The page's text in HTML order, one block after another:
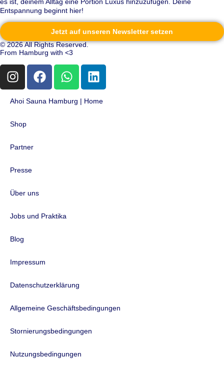
Entspannung beginnt hier!
Jetzt auf unseren Newsletter setzen
© 2026 All Rights Reserved.
From Hamburg with <3
Ahoi Sauna Hamburg | Home
Shop
Partner
Presse
Über uns
Jobs und Praktika
Blog
Impressum
Datenschutzerklärung
Allgemeine Geschäftsbedingungen
Stornierungsbedingungen
Nutzungsbedingungen